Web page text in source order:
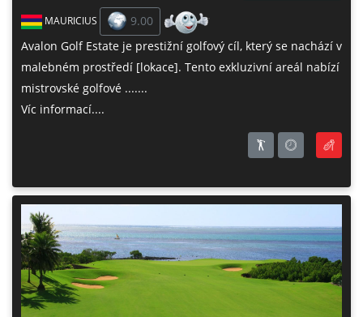
MAURICIUS
9.00
Avalon Golf Estate je prestižní golfový cíl, který se nachází v
malebném prostředí [lokace]. Tento exkluzivní areál nabízí
mistrovské golfové .......
Víc informací....